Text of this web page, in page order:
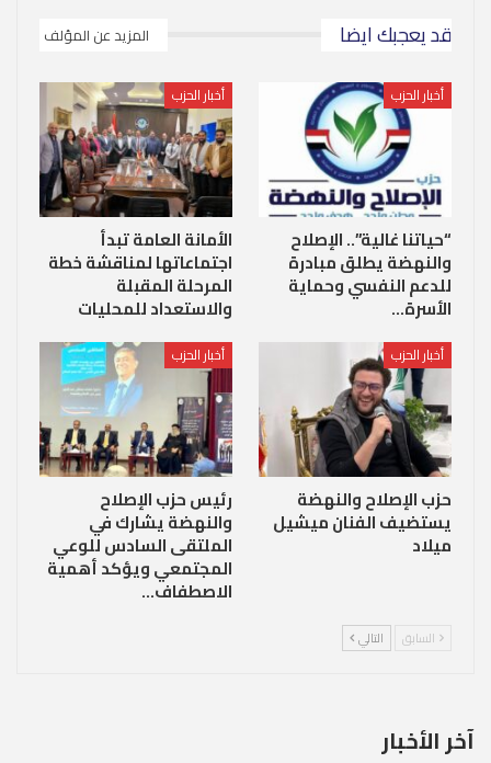
قد يعجبك ايضا المزيد عن المؤلف
أخبار الحزب
“حياتنا غالية”.. الإصلاح
والنهضة يطلق مبادرة
للدعم النفسي وحماية
الأسرة…
أخبار الحزب
الأمانة العامة تبدأ
اجتماعاتها لمناقشة خطة
المرحلة المقبلة
والاستعداد للمحليات
أخبار الحزب
حزب الإصلاح والنهضة
يستضيف الفنان ميشيل
ميلاد
أخبار الحزب
رئيس حزب الإصلاح
والنهضة يشارك في
الملتقى السادس للوعي
المجتمعي ويؤكد أهمية
الاصطفاف…
السابق التالي
آخر الأخبار